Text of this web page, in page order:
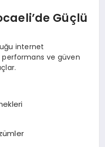
Güçlü
internet
performans ve güven